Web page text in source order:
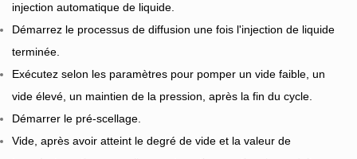
injection automatique de liquide.
Démarrez le processus de diffusion une fois l'injection de liquide
terminée.
Exécutez selon les paramètres pour pomper un vide faible, un
vide élevé, un maintien de la pression, après la fin du cycle.
Démarrer le pré-scellage.
Vide, après avoir atteint le degré de vide et la valeur de